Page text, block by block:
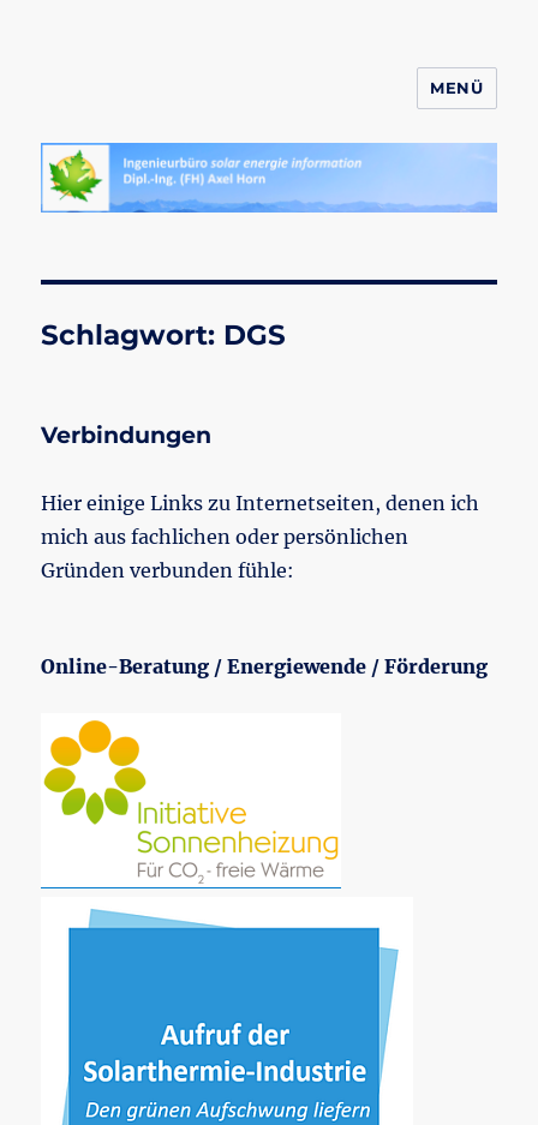
MENÜ
Schlagwort: DGS
Verbindungen
Hier einige Links zu Internetseiten, denen ich
mich aus fachlichen oder persönlichen
Gründen verbunden fühle:
Online-Beratung / Energiewende / Förderung